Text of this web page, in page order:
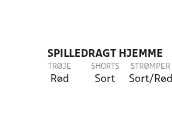
SPILLEDRAGT HJEMME
TRØJE
Rød
SHORTS
Sort
STRØMPER
Sort/Rød